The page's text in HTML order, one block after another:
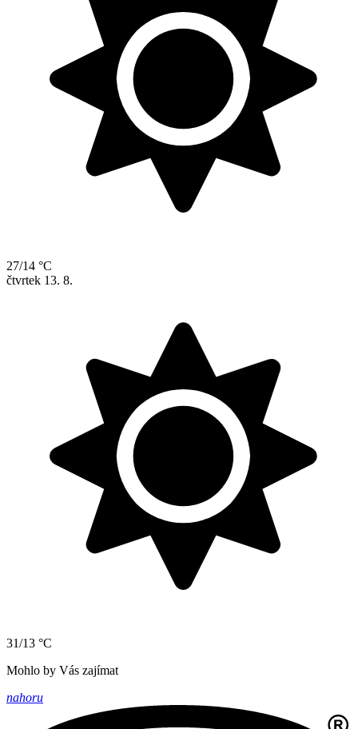
27/14 °C
čtvrtek 13. 8.
31/13 °C
Mohlo by Vás zajímat
nahoru